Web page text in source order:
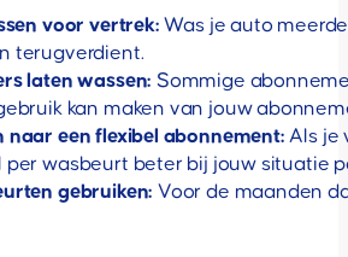
voor vertrek: Was je auto
terugverdient.
laten wassen: Sommige
kan maken van jouw
naar een flexibel abonnement: Als je
wasbeurt beter bij jouw situatie
gebruiken: Voor de maanden